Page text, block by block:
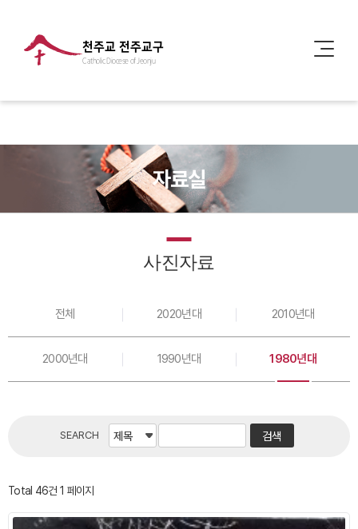
천주교 전주교구
Catholic Diocese of Jeonju
자료실
사진자료
전체 2020년대 2010년대
2000년대 1990년대 1980년대
SEARCH
Total 46건 1 페이지